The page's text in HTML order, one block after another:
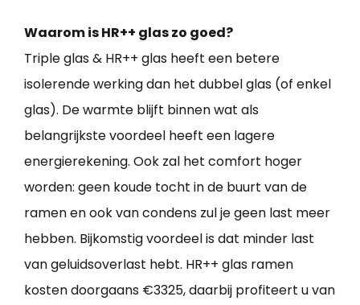
Waarom is HR++ glas zo goed?
Triple glas & HR++ glas heeft een betere
isolerende werking dan het dubbel glas (of enkel
glas). De warmte blijft binnen wat als
belangrijkste voordeel heeft een lagere
energierekening. Ook zal het comfort hoger
worden: geen koude tocht in de buurt van de
ramen en ook van condens zul je geen last meer
hebben. Bijkomstig voordeel is dat minder last
van geluidsoverlast hebt. HR++ glas ramen
kosten doorgaans €3325, daarbij profiteert u van